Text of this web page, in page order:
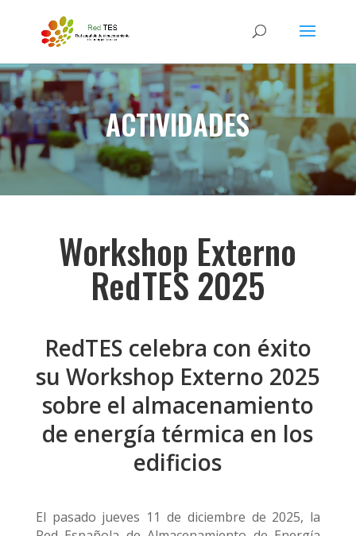
ACTIVIDADES
Workshop Externo
RedTES 2025
RedTES celebra con éxito
su Workshop Externo 2025
sobre el almacenamiento
de energía térmica en los
edificios
El pasado jueves 11 de diciembre de 2025, la